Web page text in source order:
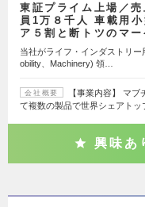
東証プライム上場／
員1万８千人 車載用
ア５割と断トツのマ
当社がライフ・インダストリ
obility、Machinery) 領…
会社概要
【事業内容】 マ
て複数の製品で世界シェアト
興味あ